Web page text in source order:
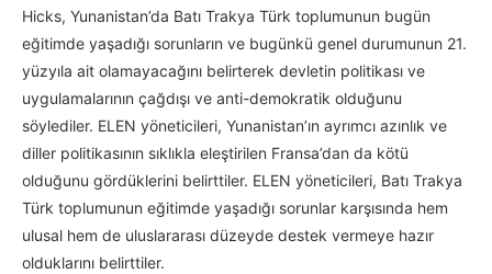
Hicks, Yunanistan’da Batı Trakya Türk toplumunun bugün
eğitimde yaşadığı sorunların ve bugünkü genel durumunun 21.
yüzyıla ait olamayacağını belirterek devletin politikası ve
uygulamalarının çağdışı ve anti-demokratik olduğunu
söylediler. ELEN yöneticileri, Yunanistan’ın ayrımcı azınlık ve
diller politikasının sıklıkla eleştirilen Fransa’dan da kötü
olduğunu gördüklerini belirttiler. ELEN yöneticileri, Batı Trakya
Türk toplumunun eğitimde yaşadığı sorunlar karşısında hem
ulusal hem de uluslararası düzeyde destek vermeye hazır
olduklarını belirttiler.